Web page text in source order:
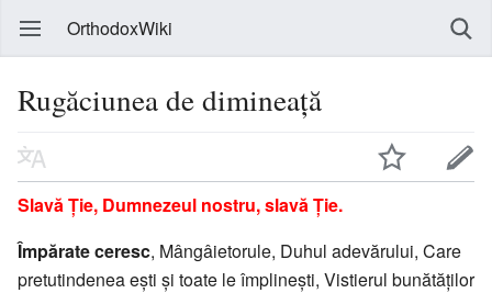
OrthodoxWiki
Rugăciunea de dimineață
Slavă Ție, Dumnezeul nostru, slavă Ție.
Împărate ceresc, Mângâieto­rule, Duhul adevărului, Care
pretutindenea ești și toate le îm­plinești, Vistierul bunătăților